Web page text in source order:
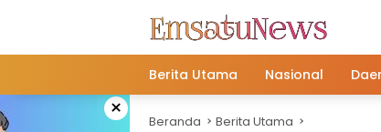
Berita Utama Nasional
× Beranda Berita Utama